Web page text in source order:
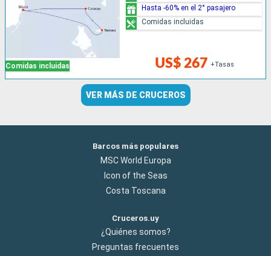
Comidas incluidas US$ 267 +Tasas
Hasta -60% en el 2° pasajero
Comidas incluidas
VER MÁS DE CRUCEROS
Barcos más populares
MSC World Europa
Icon of the Seas
Costa Toscana
Cruceros.uy
¿Quiénes somos?
Preguntas frecuentes